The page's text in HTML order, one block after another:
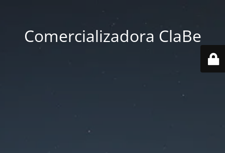
Comercializadora ClaBe